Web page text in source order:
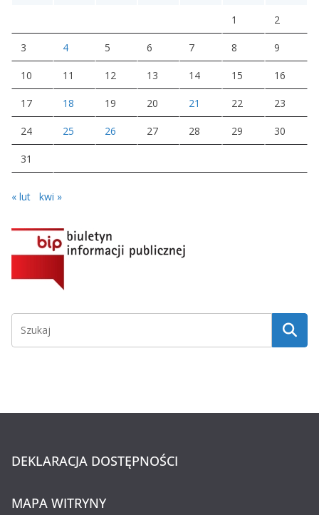
1 2
3 4 5 6 7 8 9
10 11 12 13 14 15 16
17 18 19 20 21 22 23
24 25 26 27 28 29 30
31
« lut kwi »
DEKLARACJA DOSTĘPNOŚCI
MAPA WITRYNY